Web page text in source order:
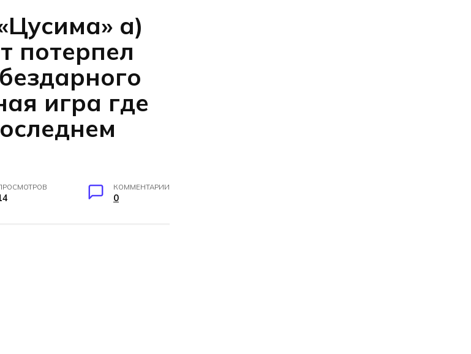
а)
потерпел
игра где
КОММЕНТАРИИ
0